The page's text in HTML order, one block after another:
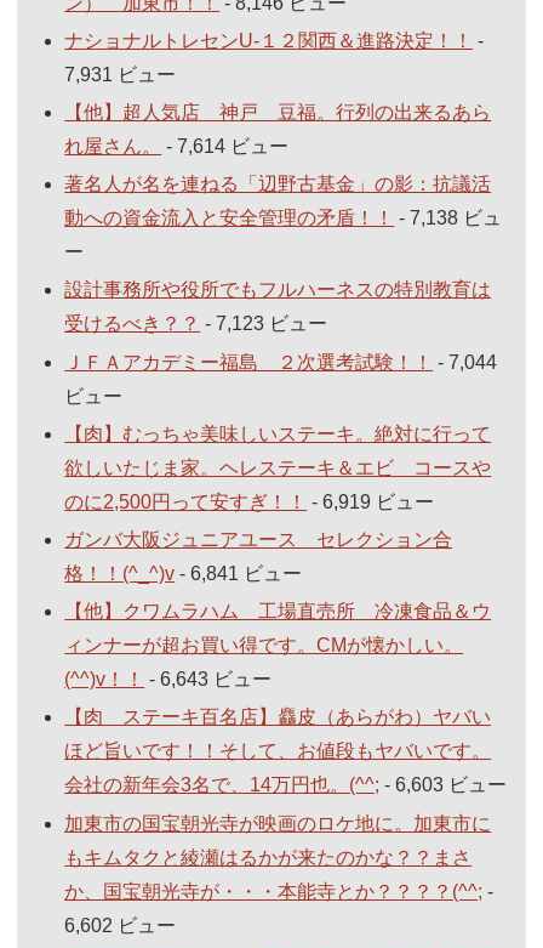
ナショナルトレセンU-１２関西＆進路決定！！
-
7,931 ビュー
【他】超人気店 神戸 豆福。行列の出来るあら
れ屋さん。
- 7,614 ビュー
著名人が名を連ねる「辺野古基金」の影：抗議活
動への資金流入と安全管理の矛盾！！
- 7,138 ビュ
ー
設計事務所や役所でもフルハーネスの特別教育は
受けるべき？？ - 7,123 ビュー
ＪＦＡアカデミー福島 ２次選考試験！！
- 7,044
ビュー
【肉】むっちゃ美味しいステーキ。絶対に行って
欲しいたじま家。ヘレステーキ＆エビ コースや
のに2,500円って安すぎ！！
- 6,919 ビュー
ガンバ大阪ジュニアユース セレクション合
格！！(^_^)v - 6,841 ビュー
【他】クワムラハム 工場直売所 冷凍食品＆ウ
ィンナーが超お買い得です。CMが懐かしい。
(^^)v！！
- 6,643 ビュー
【肉 ステーキ百名店】麤皮（あらがわ）ヤバい
ほど旨いです！！そして、お値段もヤバいです。
会社の新年会3名で、14万円也。(^^; - 6,603 ビュー
加東市の国宝朝光寺が映画のロケ地に。加東市に
もキムタクと綾瀬はるかが来たのかな？？まさ
か、国宝朝光寺が・・・本能寺とか？？？？(^^; -
6,602 ビュー